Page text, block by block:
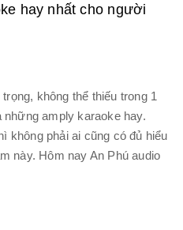
hay nhất cho người
không thể thiếu trong 1
những amply karaoke hay.
không phải ai cũng có đủ hiểu
này. Hôm nay An Phú audio